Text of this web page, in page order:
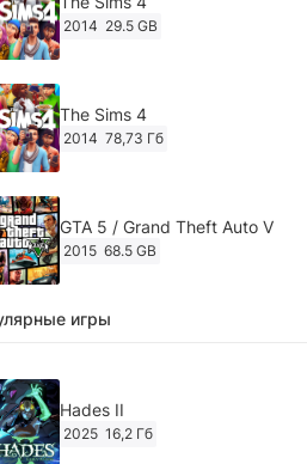
2014 29.5 GB
The Sims 4
2014 78,73 Гб
GTA 5 / Grand Theft Auto V
2015 68.5 GB
Ghost of Tsushima: Director's
игры
Hades II
2025 16,2 Гб